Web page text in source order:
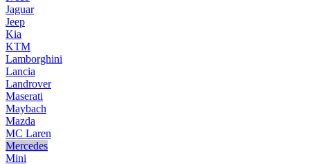
Jaguar
Jeep
Kia
KTM
Lamborghini
Lancia
Landrover
Maserati
Maybach
Mazda
MC Laren
Mercedes
Mini